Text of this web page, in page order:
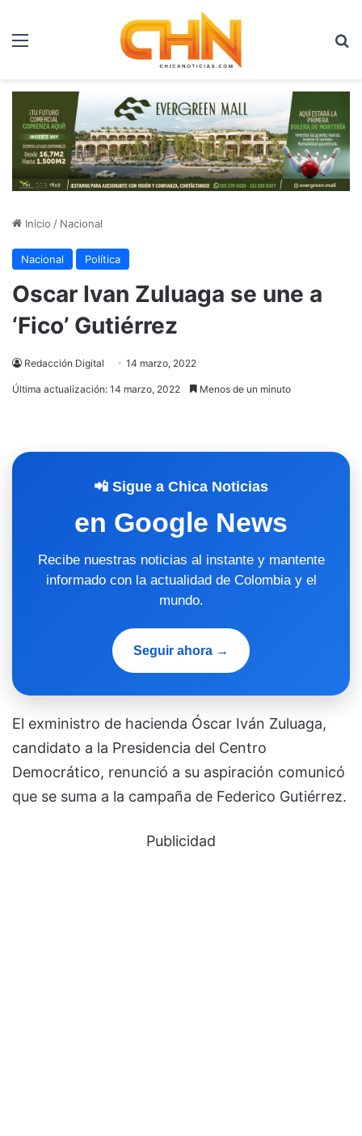
Menú
Inicio / Nacional
Nacional Política
Oscar Ivan Zuluaga se une a
‘Fico’ Gutiérrez
Redacción Digital 14 marzo, 2022
Última actualización: 14 marzo, 2022 Menos de un minuto
📲 Sigue a Chica Noticias
en Google News
Recibe nuestras noticias al instante y mantente
informado con la actualidad de Colombia y el
mundo.
Seguir ahora →
El exministro de hacienda Óscar Iván Zuluaga,
candidato a la Presidencia del Centro
Democrático, renunció a su aspiración comunicó
que se suma a la campaña de Federico Gutiérrez.
Publicidad